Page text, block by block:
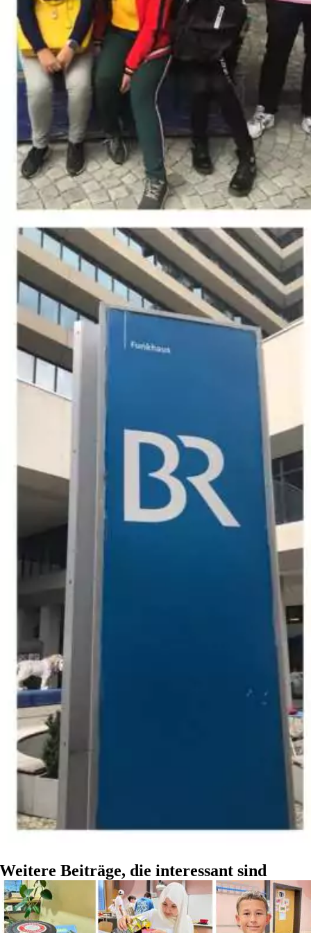
Weitere Beiträge, die interessant sind